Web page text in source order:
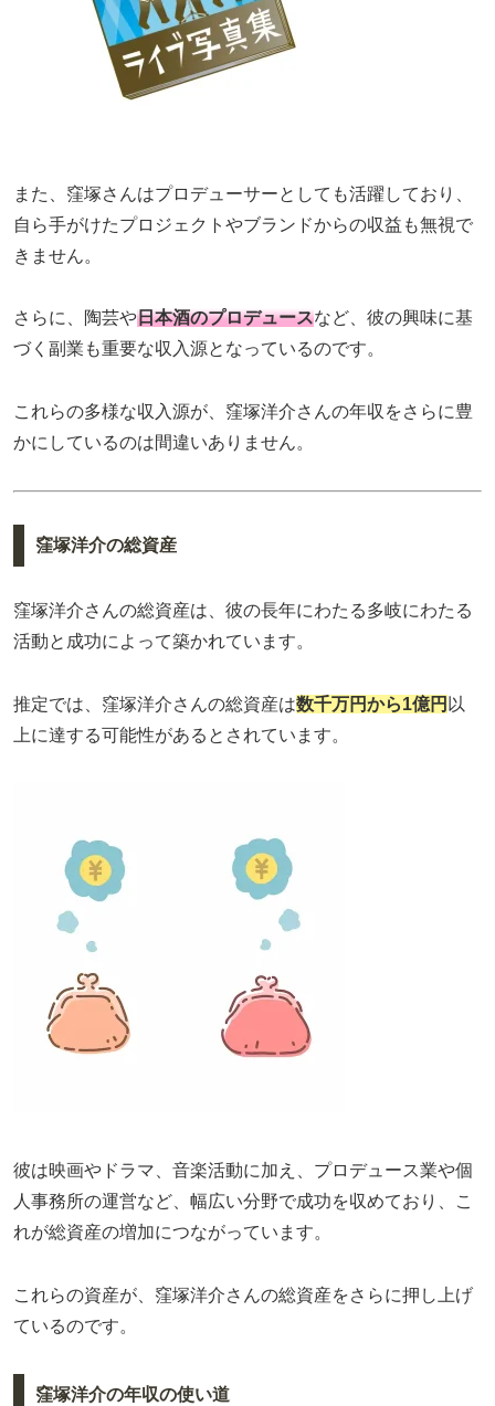
また、窪塚さんはプロデューサーとしても活躍しており、
自ら手がけたプロジェクトやブランドからの収益も無視で
きません。
さらに、陶芸や日本酒のプロデュースなど、彼の興味に基
づく副業も重要な収入源となっているのです。
これらの多様な収入源が、窪塚洋介さんの年収をさらに豊
かにしているのは間違いありません。
窪塚洋介の総資産
窪塚洋介さんの総資産は、彼の長年にわたる多岐にわたる
活動と成功によって築かれています。
推定では、窪塚洋介さんの総資産は数千万円から1億円 以
上に達する可能性があるとされています。
彼は映画やドラマ、音楽活動に加え、プロデュース業や個
人事務所の運営など、幅広い分野で成功を収めており、こ
れが総資産の増加につながっています。
これらの資産が、窪塚洋介さんの総資産をさらに押し上げ
ているのです。
窪塚洋介の年収の使い道